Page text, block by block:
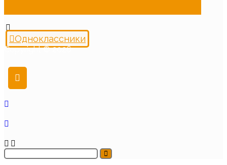
Одноклассники
Copyright © 2026